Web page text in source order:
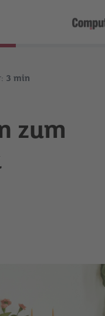
3 min
zum